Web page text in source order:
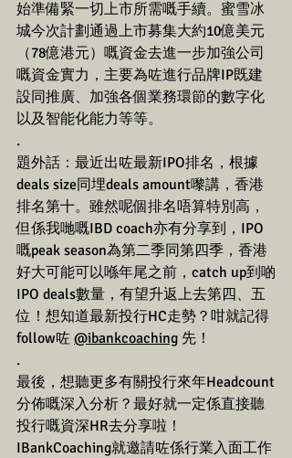
始準備緊一切上市所需嘅手續。蜜雪冰
城今次計劃通過上市募集大約10億美元
（78億港元）嘅資金去進一步加強公司
嘅資金實力，主要為咗進行品牌IP既建
設同推廣、加強各個業務環節的數字化
以及智能化能力等等。
.
題外話：最近出咗最新IPO排名，根據
deals size同埋deals amount嚟講，香港
排名第十。雖然呢個排名唔算特別高，
但係我哋嘅IBD coach亦有分享到，IPO
嘅peak season為第二季同第四季，香港
好大可能可以喺年尾之前，catch up到啲
IPO deals數量，有望升返上去第四、五
位！想知道最新投行HC走勢？咁就記得
follow咗 @ibankcoaching 先！
.
最後，想聽更多有關投行來年Headcount
分佈嘅深入分析？最好就一定係直接聽
投行嘅資深HR去分享啦！
IBankCoaching就邀請咗係行業入面工作